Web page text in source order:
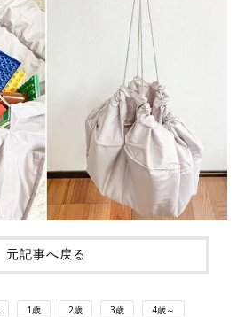
元記事へ戻る
1歳 2歳 3歳 4歳～